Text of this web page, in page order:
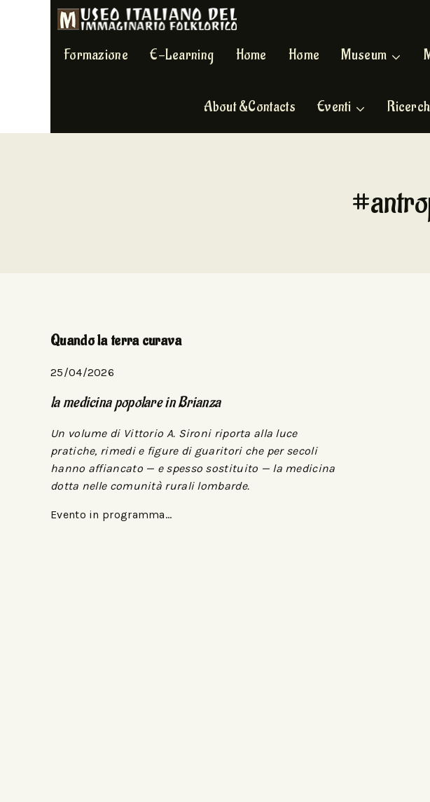
Formazione E-Learning Home Home Museum
About &Contacts Eventi
Quando la terra curava
25/04/2026
la medicina popolare in Brianza
Un volume di Vittorio A. Sironi riporta alla luce
pratiche, rimedi e figure di guaritori che per secoli
hanno affiancato — e spesso sostituito — la medicina
dotta nelle comunità rurali lombarde.
Evento in programma…